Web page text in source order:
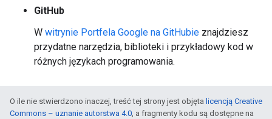
GitHub
W witrynie Portfela Google na GitHubie znajdziesz
przydatne narzędzia, biblioteki i przykładowy kod w
różnych językach programowania.
O ile nie stwierdzono inaczej, treść tej strony jest objęta licencją Creative
Commons – uznanie autorstwa 4.0, a fragmenty kodu są dostępne na